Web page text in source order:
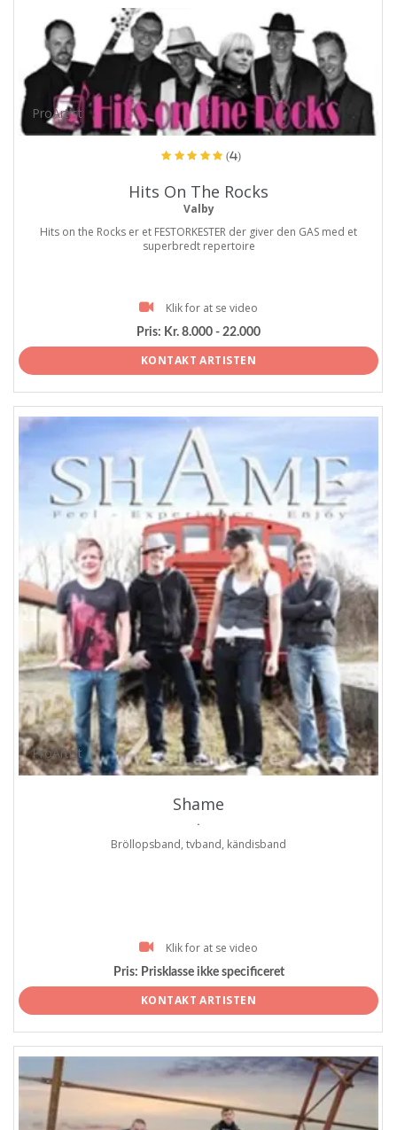
ProArtist
(4)
Hits On The Rocks
Valby
Hits on the Rocks er et FESTORKESTER der giver den GAS med et
superbredt repertoire
Klik for at se video
Pris: Kr. 8.000 - 22.000
KONTAKT ARTISTEN
ProArtist
Shame
.
Bröllopsband, tvband, kändisband
Klik for at se video
Pris: Prisklasse ikke specificeret
KONTAKT ARTISTEN